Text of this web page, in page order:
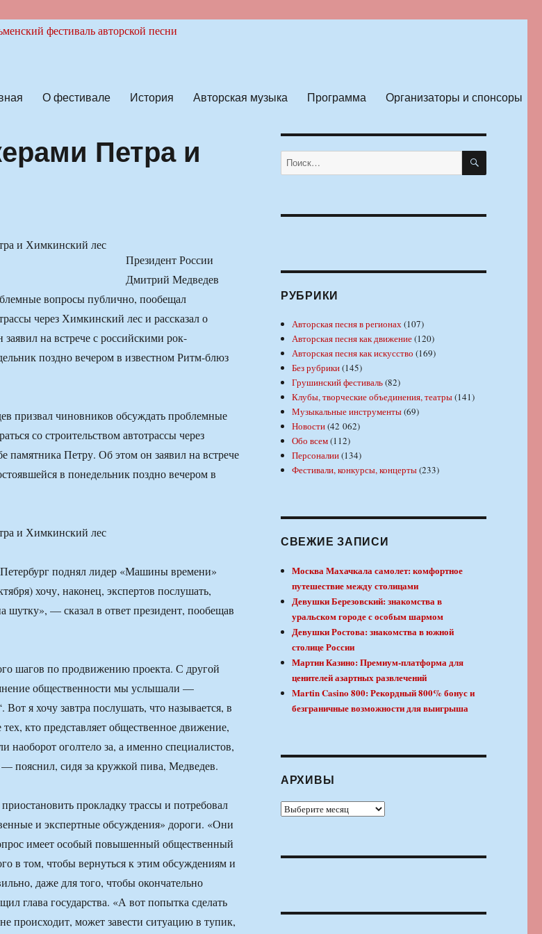
О фестивале История Авторская музыка Программа Организаторы и спонсоры
Петра и
Президент России
Дмитрий Медведев
вопросы публично, пообещал
через Химкинский лес и рассказал о
на встрече с российскими рок-
поздно вечером в известном Ритм-блюз
призвал чиновников обсуждать проблемные
со строительством автотрассы через
памятника Петру. Об этом он заявил на встрече
в понедельник поздно вечером в
поднял лидер «Машины времени»
хочу, наконец, экспертов послушать,
шутку», — сказал в ответ президент, пообещав
шагов по продвижению проекта. С другой
общественности мы услышали —
я хочу завтра послушать, что называется, в
кто представляет общественное движение,
наоборот оголтело за, а именно специалистов,
пояснил, сидя за кружкой пива, Медведев.
прокладку трассы и потребовал
и экспертные обсуждения» дороги. «Они
имеет особый повышенный общественный
в том, чтобы вернуться к этим обсуждениям и
даже для того, чтобы окончательно
глава государства. «А вот попытка сделать
происходит, может завести ситуацию в тупик,
Искать: ПОИСК
РУБРИКИ
Авторская песня в регионах(107)
Авторская песня как движение(120)
Авторская песня как искусство (169)
Без рубрики(145)
Грушинский фестиваль(82)
Клубы, творческие объединения, театры(141)
Музыкальные инструменты(69)
Новости(42 062)
Обо всем(112)
Персоналии(134)
Фестивали, конкурсы, концерты(233)
СВЕЖИЕ ЗАПИСИ
Москва Махачкала самолет: комфортное
путешествие между столицами
Девушки Березовский: знакомства в
уральском городе с особым шармом
Девушки Ростова: знакомства в южной
столице России
Мартин Казино: Премиум-платформа для
ценителей азартных развлечений
Martin Casino 800: Рекордный 800% бонус и
безграничные возможности для выигрыша
АРХИВЫ
Архивы